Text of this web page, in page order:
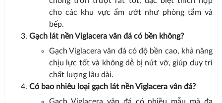
cho các khu vực ẩm ướt như phòng tắm và
bếp.
Gạch lát nền Viglacera vân đá có bền không?
Gạch Viglacera vân đá có độ bền cao, khả năng
chịu lực tốt và không dễ bị nứt vỡ, giúp duy trì
chất lượng lâu dài.
Có bao nhiêu loại gạch lát nền Viglacera vân đá?